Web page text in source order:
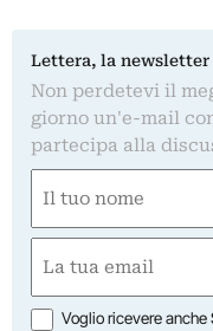
Lettera, la
Non perdetevi il
giorno un'e-mail
partecipa alla
(Obbligatorio)
Nome
(Obbligatorio)
Opzioni
Voglio ricevere anche